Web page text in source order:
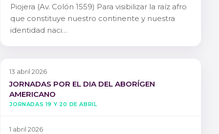
Piojera (Av. Colón 1559) Para visibilizar la raíz afro
que constituye nuestro continente y nuestra
identidad naci…
13 abril 2026
JORNADAS POR EL DIA DEL ABORÍGEN
AMERICANO
Jornadas 19 y 20 de Abril
1 abril 2026